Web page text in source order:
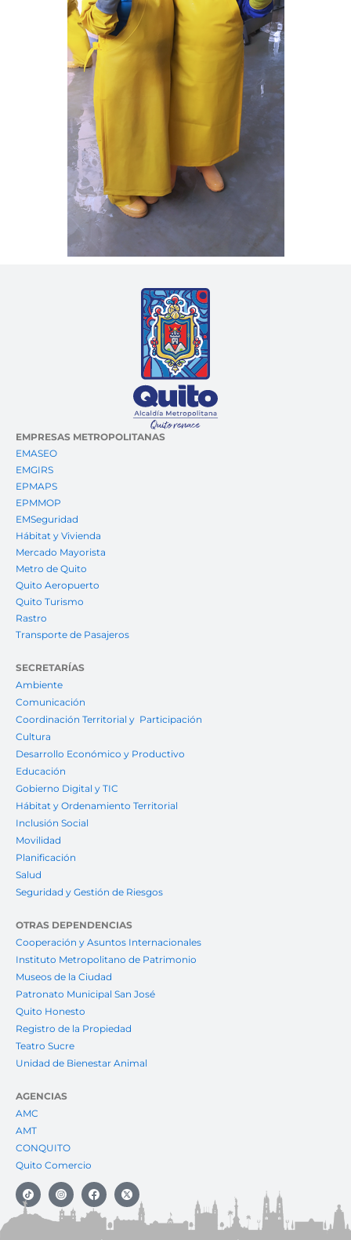
EMPRESAS METROPOLITANAS
EMASEO
EMGIRS
EPMAPS
EPMMOP
EMSeguridad
Hábitat y Vivienda
Mercado Mayorista
Metro de Quito
Quito Aeropuerto
Quito Turismo
Rastro
Transporte de Pasajeros
SECRETARÍAS
Ambiente
Comunicación
Coordinación Territorial y Participación
Cultura
Desarrollo Económico y Productivo
Educación
Gobierno Digital y TIC
Hábitat y Ordenamiento Territorial
Inclusión Social
Movilidad
Planificación
Salud
Seguridad y Gestión de Riesgos
OTRAS DEPENDENCIAS
Cooperación y Asuntos Internacionales
Instituto Metropolitano de Patrimonio
Museos de la Ciudad
Patronato Municipal San José
Quito Honesto
Registro de la Propiedad
Teatro Sucre
Unidad de Bienestar Animal
AGENCIAS
AMC
AMT
CONQUITO
Quito Comercio